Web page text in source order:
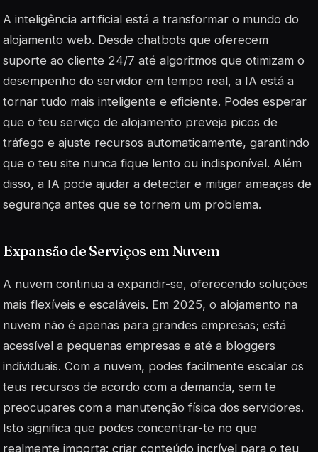
A inteligência artificial está a transformar o mundo do
alojamento web. Desde chatbots que oferecem
suporte ao cliente 24/7 até algoritmos que otimizam o
desempenho do servidor em tempo real, a IA está a
tornar tudo mais inteligente e eficiente. Podes esperar
que o teu serviço de alojamento preveja picos de
tráfego e ajuste recursos automaticamente, garantindo
que o teu site nunca fique lento ou indisponível. Além
disso, a IA pode ajudar a detectar e mitigar ameaças de
segurança antes que se tornem um problema.
Expansão de Serviços em Nuvem
A nuvem continua a expandir-se, oferecendo soluções
mais flexíveis e escaláveis. Em 2025, o alojamento na
nuvem não é apenas para grandes empresas; está
acessível a pequenas empresas e até a bloggers
individuais. Com a nuvem, podes facilmente escalar os
teus recursos de acordo com a demanda, sem te
preocupares com a manutenção física dos servidores.
Isto significa que podes concentrar-te no que
realmente importa: criar conteúdo incrível para o teu